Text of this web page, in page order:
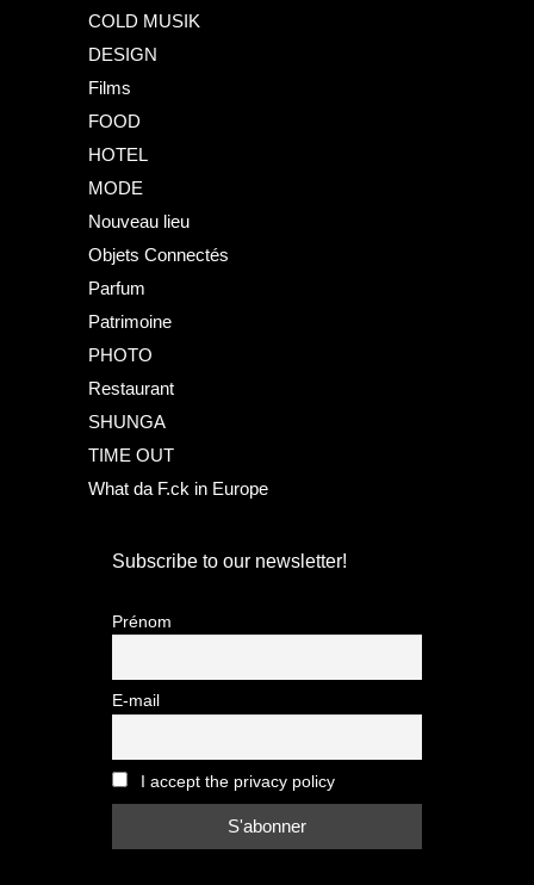
COLD MUSIK
DESIGN
Films
FOOD
HOTEL
MODE
Nouveau lieu
Objets Connectés
Parfum
Patrimoine
PHOTO
Restaurant
SHUNGA
TIME OUT
What da F.ck in Europe
Subscribe to our newsletter!
Prénom
E-mail
I accept the privacy policy